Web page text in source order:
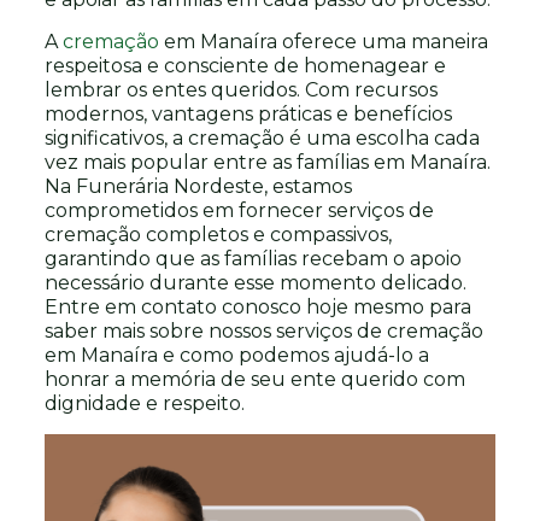
Acremação em Manaíra oferece uma maneira
respeitosa e consciente de homenagear e
lembrar os entes queridos. Com recursos
modernos, vantagens práticas e benefícios
significativos, a cremação é uma escolha cada
vez mais popular entre as famílias em Manaíra.
Na Funerária Nordeste, estamos
comprometidos em fornecer serviços de
cremação completos e compassivos,
garantindo que as famílias recebam o apoio
necessário durante esse momento delicado.
Entre em contato conosco hoje mesmo para
saber mais sobre nossos serviços de cremação
em Manaíra e como podemos ajudá-lo a
honrar a memória de seu ente querido com
dignidade e respeito.